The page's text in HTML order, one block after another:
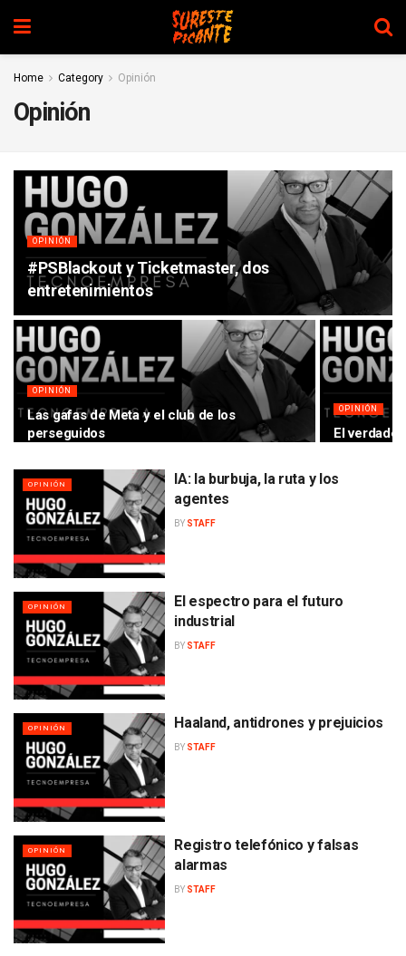
Home Category Opinión
Opinión
OPINIÓN
#PSBlackout y Ticketmaster, dos
entretenimientos
OPINIÓN
Las gafas de Meta y el club de los
perseguidos
OPINIÓN
El
OPINIÓN
IA: la burbuja, la ruta y los
agentes
BY STAFF
OPINIÓN
El espectro para el futuro
industrial
BY STAFF
OPINIÓN Haaland, antidrones y prejuicios
BY STAFF
OPINIÓN
Registro telefónico y falsas
alarmas
BY STAFF